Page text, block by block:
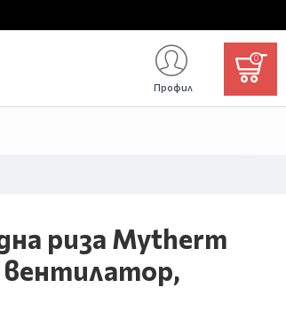
Профил
0
риза Mytherm
вентилатор,